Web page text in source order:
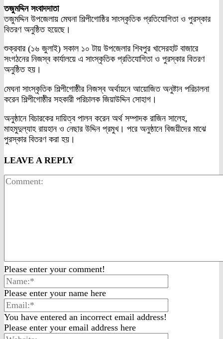
তজুমদ্দিন সংবাদদাতা
তজুমদ্দিন উপজেলায় মেঘনা শিল্পীগোষ্ঠির সাংস্কৃতিক প্রতিযোগিতা ও পুরস্কার
বিতরণ অনুষ্ঠিত হয়েছে।
শুক্রবার (১৬ জুলাই) সকাল ১০ টায় উপজেলার শিবপুর খাসেরহাট বাজারে
সংগঠনের নিজস্ব কার্যালয়ে এ সাংস্কৃতিক প্রতিযোগিতা ও পুরস্কার বিতরণ
অনুষ্ঠিত হয়।
মেঘনা সাংস্কৃতিক শিল্পীগোষ্ঠীর নিজস্ব অর্থায়নে আয়োজিত অনুষ্টান পরিচালনা
করেন শিল্পীগোষ্ঠীর সহকারী পরিচালক জিয়াউদ্দিন সোহাগ।
অনুষ্ঠানে বিচারকের দায়িত্ব পালন করেন অর্থ সম্পাদক রাজিন সালেহ,
মাহমুদুল্যাহ রায়হান ও নেছার উদ্দিন প্রমুখ। পরে অনুষ্ঠানে বিজয়ীদের মাঝে
পুরস্কার বিতরণ করা হয়।
LEAVE A REPLY
Please enter your comment!
Please enter your name here
You have entered an incorrect email address!
Please enter your email address here